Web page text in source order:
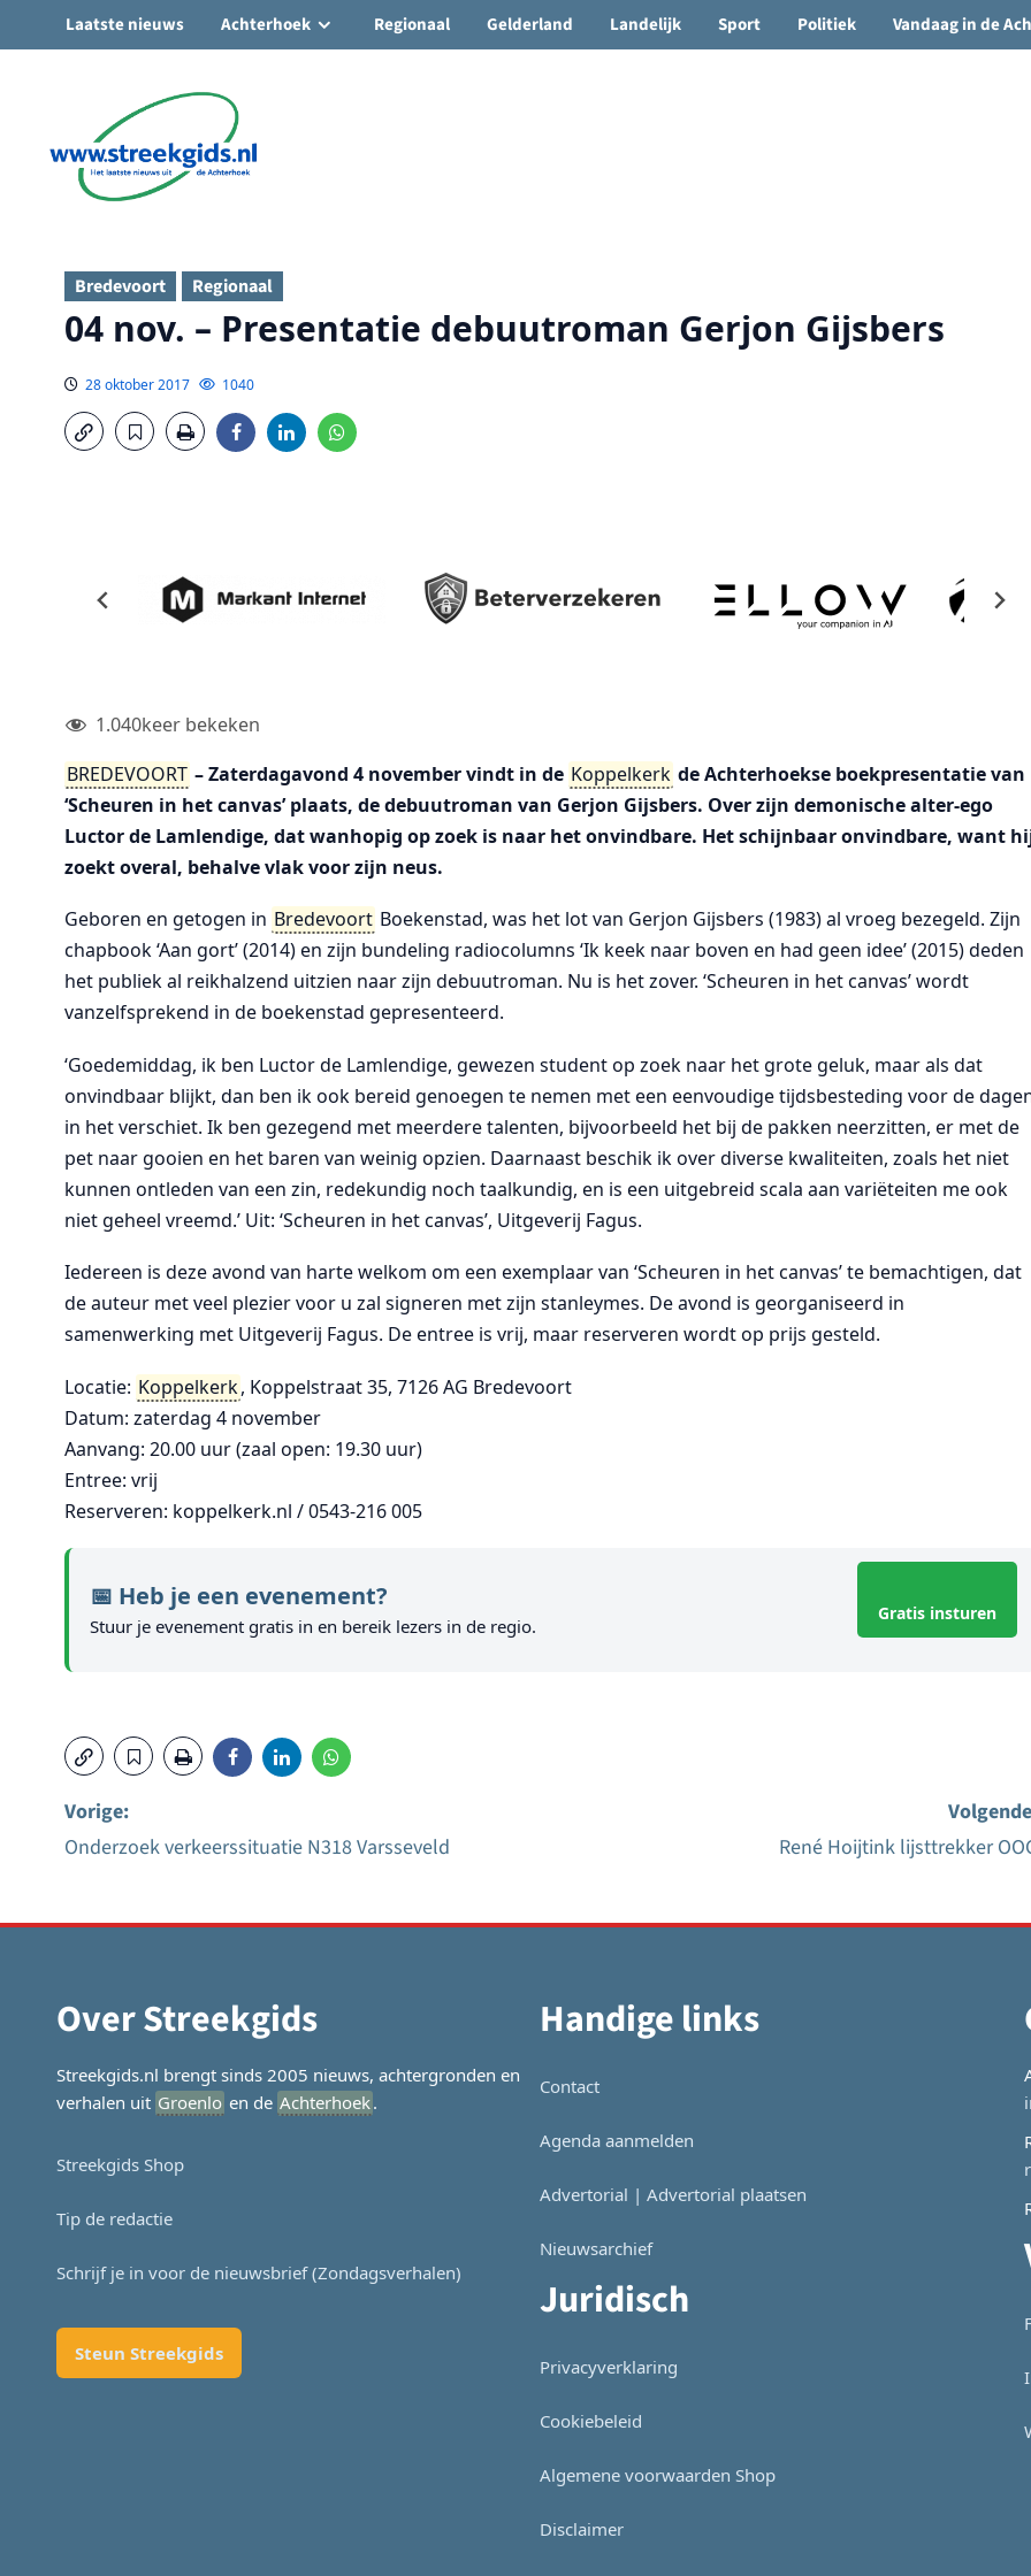
🌤️ Groenlo:15°C • Vandaag 12° / 22°
Ga
inhoud
Laatste nieuws Achterhoek Regionaal Gelderland Landelijk Sport Politiek Vandaag in de
Bredevoort Regionaal
04 nov. – Presentatie debuutroman Gerjon Gijsbers
28 oktober 2017 1040
1.040keer bekeken
BREDEVOORT – Zaterdagavond 4 november vindt in de Koppelkerk de Achterhoekse boekpresentatie van
‘Scheuren in het canvas’ plaats, de debuutroman van Gerjon Gijsbers. Over zijn demonische alter-ego
Luctor de Lamlendige, dat wanhopig op zoek is naar het onvindbare. Het schijnbaar onvindbare, want
zoekt overal, behalve vlak voor zijn neus.
Geboren en getogen in Bredevoort Boekenstad, was het lot van Gerjon Gijsbers (1983) al vroeg bezegeld. Zijn
chapbook ‘Aan gort’ (2014) en zijn bundeling radiocolumns ‘Ik keek naar boven en had geen idee’ (2015) deden
het publiek al reikhalzend uitzien naar zijn debuutroman. Nu is het zover. ‘Scheuren in het canvas’ wordt
vanzelfsprekend in de boekenstad gepresenteerd.
‘Goedemiddag, ik ben Luctor de Lamlendige, gewezen student op zoek naar het grote geluk, maar als dat
onvindbaar blijkt, dan ben ik ook bereid genoegen te nemen met een eenvoudige tijdsbesteding voor de
in het verschiet. Ik ben gezegend met meerdere talenten, bijvoorbeeld het bij de pakken neerzitten, er met de
pet naar gooien en het baren van weinig opzien. Daarnaast beschik ik over diverse kwaliteiten, zoals het niet
kunnen ontleden van een zin, redekundig noch taalkundig, en is een uitgebreid scala aan variëteiten me ook
niet geheel vreemd.’ Uit: ‘Scheuren in het canvas’, Uitgeverij Fagus.
Iedereen is deze avond van harte welkom om een exemplaar van ‘Scheuren in het canvas’ te bemachtigen, dat
de auteur met veel plezier voor u zal signeren met zijn stanleymes. De avond is georganiseerd in
samenwerking met Uitgeverij Fagus. De entree is vrij, maar reserveren wordt op prijs gesteld.
Locatie: Koppelkerk, Koppelstraat 35, 7126 AG Bredevoort
Datum: zaterdag 4 november
Aanvang: 20.00 uur (zaal open: 19.30 uur)
Entree: vrij
Reserveren: koppelkerk.nl / 0543-216 005
📅 Heb je een evenement?
Stuur je evenement gratis in en bereik lezers in de regio.
Gratis insturen
navigatie
Vorige:
Onderzoek verkeerssituatie N318 Varsseveld
René Hoijtink lijsttrekker
Over Streekgids
Streekgids.nl brengt sinds 2005 nieuws, achtergronden en
verhalen uit Groenlo en de Achterhoek.
Streekgids Shop
Tip de redactie
Schrijf je in voor de nieuwsbrief (Zondagsverhalen)
Steun Streekgids
Handige links
Contact
Agenda aanmelden
Advertorial | Advertorial plaatsen
Nieuwsarchief
Juridisch
Privacyverklaring
Cookiebeleid
Algemene voorwaarden Shop
Disclaimer